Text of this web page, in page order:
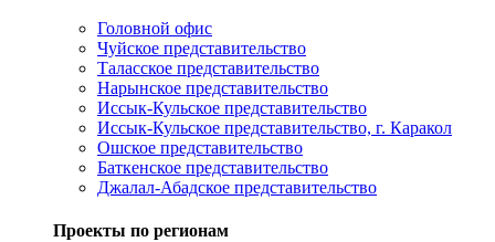
Головной офис
Чуйское представительство
Таласское представительство
Нарынское представительство
Иссык-Кульское представительство
Иссык-Кульское представительство, г. Каракол
Ошское представительство
Баткенское представительство
Джалал-Абадское представительство
Проекты по регионам